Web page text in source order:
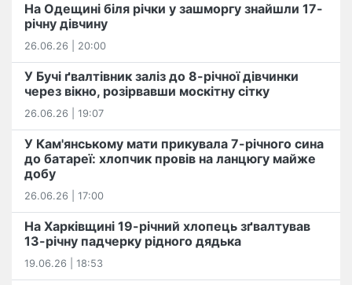
На Одещині біля річки у зашморгу знайшли 17-
річну дівчину
26.06.26 | 20:00
У Бучі ґвалтівник заліз до 8-річної дівчинки
через вікно, розірвавши москітну сітку
26.06.26 | 19:07
У Кам'янському мати прикувала 7-річного сина
до батареї: хлопчик провів на ланцюгу майже
добу
26.06.26 | 17:00
На Харківщині 19-річний хлопець​ ️зґвалтував
13-річну падчерку рідного дядька
19.06.26 | 18:53